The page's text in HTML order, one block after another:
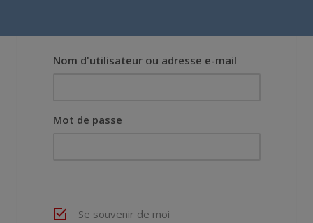
Nom d'utilisateur ou adresse e-mail
Mot de passe
Se souvenir de moi